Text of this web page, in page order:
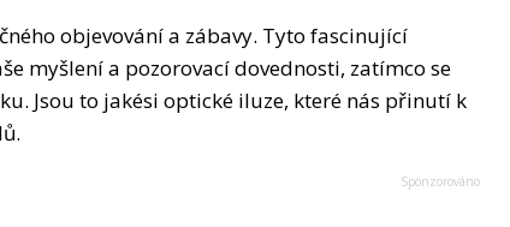
objevování a zábavy. Tyto fascinující
myšlení a pozorovací dovednosti, zatímco se
Jsou to jakési optické iluze, které nás přinutí k